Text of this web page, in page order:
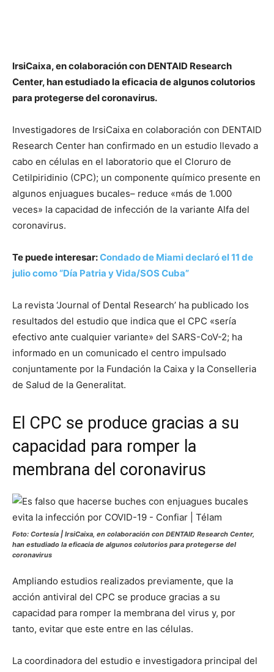
IrsiCaixa, en colaboración con DENTAID Research
Center, han estudiado la eficacia de algunos colutorios
para protegerse del coronavirus.
Investigadores de IrsiCaixa en colaboración con DENTAID
Research Center han confirmado en un estudio llevado a
cabo en células en el laboratorio que el Cloruro de
Cetilpiridinio (CPC); un componente químico presente en
algunos enjuagues bucales– reduce «más de 1.000
veces» la capacidad de infección de la variante Alfa del
coronavirus.
Te puede interesar:Condado de Miami declaró el 11 de
julio como “Día Patria y Vida/SOS Cuba”
La revista ‘Journal of Dental Research’ ha publicado los
resultados del estudio que indica que el CPC «sería
efectivo ante cualquier variante» del SARS-CoV-2; ha
informado en un comunicado el centro impulsado
conjuntamente por la Fundación la Caixa y la Conselleria
de Salud de la Generalitat.
El CPC se produce gracias a su
capacidad para romper la
membrana del coronavirus
Foto: Cortesía | IrsiCaixa, en colaboración con DENTAID Research Center,
han estudiado la eficacia de algunos colutorios para protegerse del
coronavirus
Ampliando estudios realizados previamente, que la
acción antiviral del CPC se produce gracias a su
capacidad para romper la membrana del virus y, por
tanto, evitar que este entre en las células.
La coordinadora del estudio e investigadora principal del